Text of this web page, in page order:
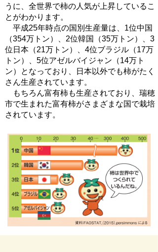
うに、全世界で柿の人気が上昇しているこ
とがわかります。
平成25年時点の国別生産量は、1位中国
（354万トン）、2位韓国（35万トン）、3
位日本（21万トン）、4位ブラジル（17万
トン）、5位アゼルバイジャン（14万ト
ン）となっており、日本以外でも柿がたく
さん生産されています。
もちろん富有柿も生産されており、瑞穂
市で生まれた富有柿がさまざまな国で栽培
されています。